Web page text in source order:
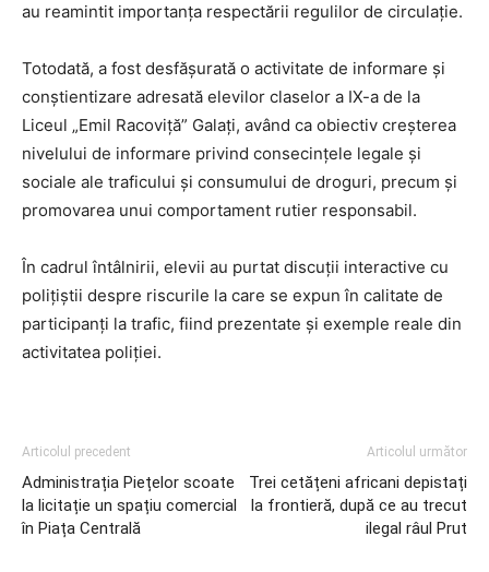
au reamintit importanța respectării regulilor de circulație.
Totodată, a fost desfășurată o activitate de informare și
conștientizare adresată elevilor claselor a IX-a de la
Liceul „Emil Racoviță” Galați, având ca obiectiv creșterea
nivelului de informare privind consecințele legale și
sociale ale traficului și consumului de droguri, precum și
promovarea unui comportament rutier responsabil.
În cadrul întâlnirii, elevii au purtat discuții interactive cu
polițiștii despre riscurile la care se expun în calitate de
participanți la trafic, fiind prezentate și exemple reale din
activitatea poliției.
Articolul precedent
Administrația Piețelor scoate
la licitație un spațiu comercial
în Piața Centrală
Articolul următor
Trei cetățeni africani depistați
la frontieră, după ce au trecut
ilegal râul Prut